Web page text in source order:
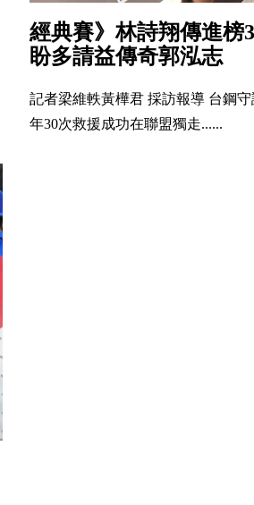
經典賽》林詩翔傳進榜
盼多請益傳奇郭泓志
記者梁維軼黃樺君 採訪報導 台鋼
年30次救援成功在聯盟獨走......